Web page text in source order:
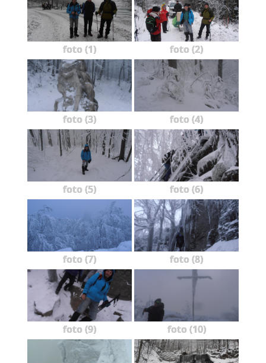
foto (1) foto (2)
foto (3) foto (4)
foto (5) foto (6)
foto (7) foto (8)
foto (9) foto (10)